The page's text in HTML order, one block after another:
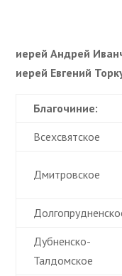
иерей Андрей
иерей Евгений
Благочиние:
Всехсвятское
Дмитровское
Дубненско-
Талдомское